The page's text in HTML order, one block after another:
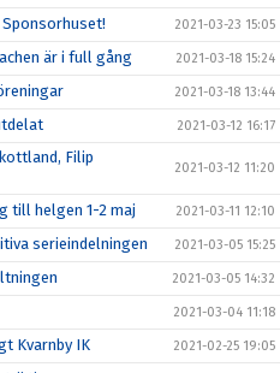
2021-03-23 15:05
är i full gång 2021-03-18 15:24
2021-03-18 13:44
2021-03-12 16:17
Filip
2021-03-12 11:20
till helgen 1-2 maj 2021-03-11 12:10
serieindelningen 2021-03-05 15:25
2021-03-05 14:32
2021-03-04 11:18
Kvarnby IK 2021-02-25 19:05